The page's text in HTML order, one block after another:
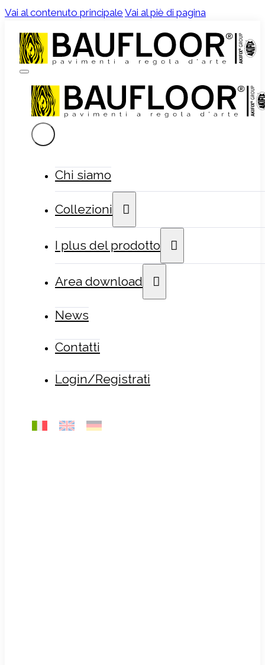
Vai al contenuto principale Vai al piè di pagina
Chi siamo
Collezioni
I plus del prodotto
Area download
News
Contatti
Login/Registrati